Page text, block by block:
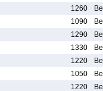
1260
1090
1290
1330
1220
1050
1220